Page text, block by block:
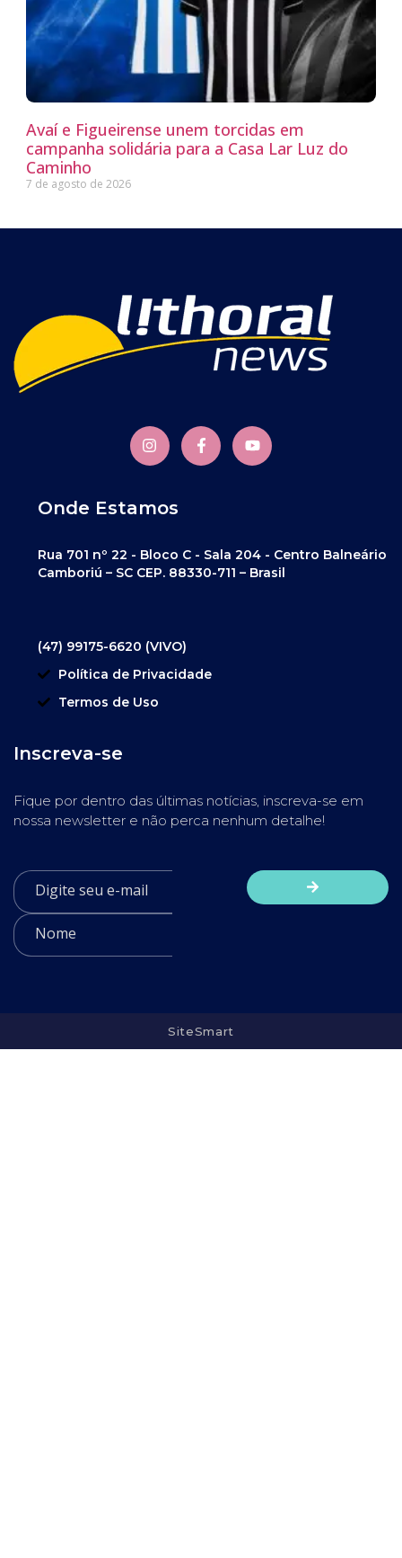
Avaí e Figueirense unem torcidas em
campanha solidária para a Casa Lar Luz do
Caminho
7 de agosto de 2026
Onde Estamos
Rua 701 nº 22 - Bloco C - Sala 204 - Centro Balneário
Camboriú – SC CEP. 88330-711 – Brasil
(47) 99175-6620 (VIVO)
Política de Privacidade
Termos de Uso
Inscreva-se
Fique por dentro das últimas notícias, inscreva-se em
nossa newsletter e não perca nenhum detalhe!
SiteSmart